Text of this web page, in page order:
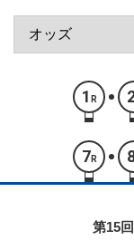
1 R
7 R
第15